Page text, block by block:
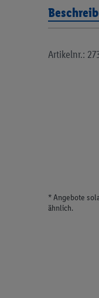
Artikelnr.:
* Angebote
ähnlich.